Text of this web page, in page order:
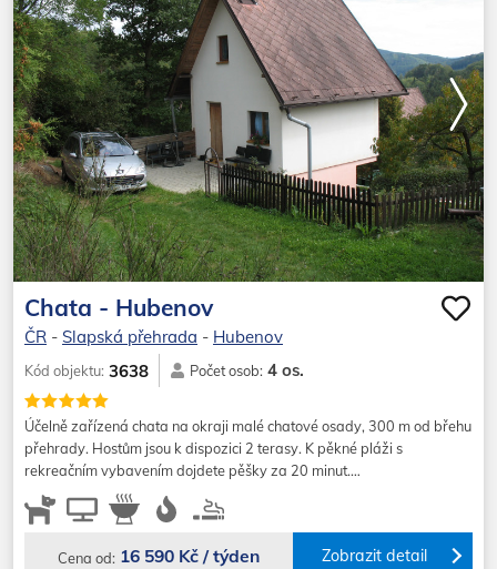
Chata - Hubenov
ČR - Slapská přehrada - Hubenov
Kód objektu: 3638 Počet osob: 4 os.
Účelně zařízená chata na okraji malé chatové osady, 300 m od břehu
přehrady. Hostům jsou k dispozici 2 terasy. K pěkné pláži s
rekreačním vybavením dojdete pěšky za 20 minut.…
Cena od: 16 590 Kč / týden Zobrazit detail